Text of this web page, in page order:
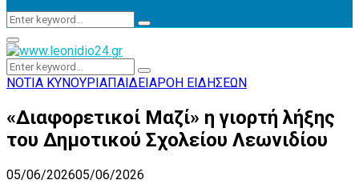
Search
Search
Primary
Menu
Search
for:
Search
ΝΟΤΙΑ ΚΥΝΟΥΡΙΑΠΑΙΔΕΙΑΡΟΗ ΕΙΔΗΣΕΩΝ
«Διαφορετικοί Μαζί» η γιορτή λήξης
του Δημοτικού Σχολείου Λεωνιδίου
05/06/202605/06/2026